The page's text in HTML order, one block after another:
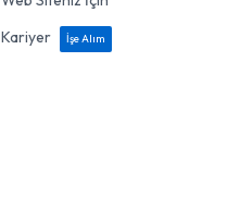
Kariyer
İşe Alım